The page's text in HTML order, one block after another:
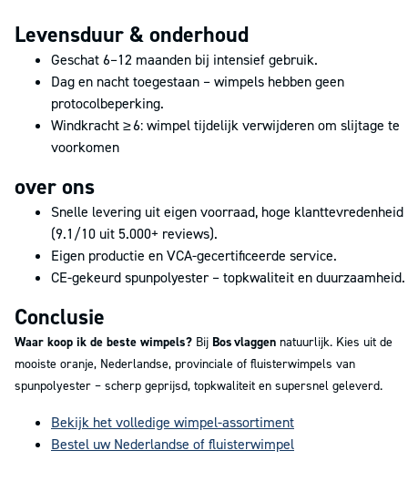
Levensduur & onderhoud
Geschat 6–12 maanden bij intensief gebruik.
Dag en nacht toegestaan – wimpels hebben geen
protocolbeperking.
Windkracht ≥ 6: wimpel tijdelijk verwijderen om slijtage te
voorkomen
over ons
Snelle levering uit eigen voorraad, hoge klanttevredenheid
(9.1/10 uit 5.000+ reviews).
Eigen productie en VCA-gecertificeerde service.
CE-gekeurd spunpolyester – topkwaliteit en duurzaamheid.
Conclusie
Waar koop ik de beste wimpels? Bij Bos vlaggen natuurlijk. Kies uit de
mooiste oranje, Nederlandse, provinciale of fluisterwimpels van
spunpolyester – scherp geprijsd, topkwaliteit en supersnel geleverd.
Bekijk het volledige wimpel-assortiment
Bestel uw Nederlandse of fluisterwimpel